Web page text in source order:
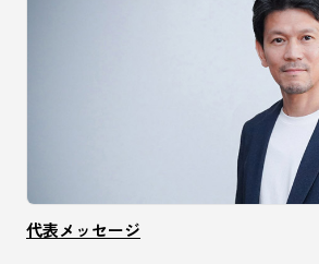
代表メッセージ